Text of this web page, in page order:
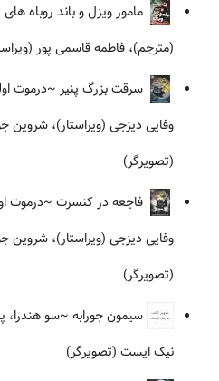
مامور ویزل و باند روباه های
(مترجم)، فاطمه قاسمی پور
سرقت بزرگ پنیر ~درموت
وفایی دیزجی (ویراستار)، شروین
(تصویرگر)
فاجعه در کنسرت ~درموت
وفایی دیزجی (ویراستار)، شروین
(تصویرگر)
سیمون جورابه ~سو هندرا،
نیک ایست (تصویرگر)